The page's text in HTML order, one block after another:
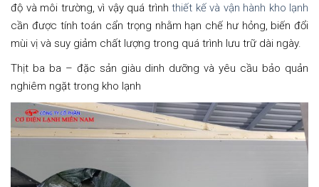
độ và môi trường, vì vậy quá trình thiết kế và vận hành kho lạnh
cần được tính toán cẩn trọng nhằm hạn chế hư hỏng, biến đổi
mùi vị và suy giảm chất lượng trong quá trình lưu trữ dài ngày.
Thịt ba ba – đặc sản giàu dinh dưỡng và yêu cầu bảo quản
nghiêm ngặt trong kho lạnh